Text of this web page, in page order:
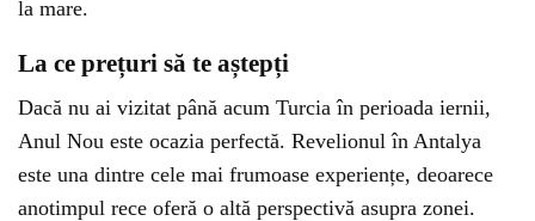
la mare.
La ce prețuri să te aștepți
Dacă nu ai vizitat până acum Turcia în perioada iernii,
Anul Nou este ocazia perfectă. Revelionul în Antalya
este una dintre cele mai frumoase experiențe, deoarece
anotimpul rece oferă o altă perspectivă asupra zonei.